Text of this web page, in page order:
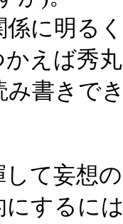
係に明る
えば秀
み書きで
して妄想
にするに